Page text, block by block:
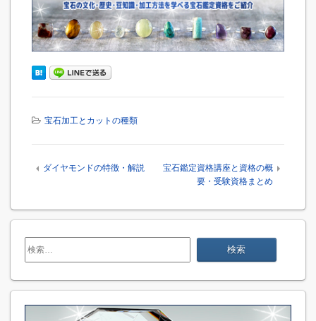
宝石加工とカットの種類
ダイヤモンドの特徴・解説
宝石鑑定資格講座と資格の概
要・受験資格まとめ
検
索: